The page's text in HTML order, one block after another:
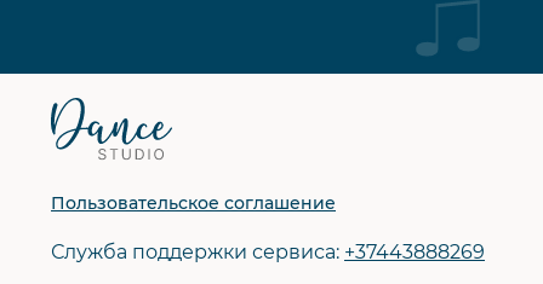
Футер
сайта
Пользовательское соглашение
Служба поддержки сервиса: +37443888269